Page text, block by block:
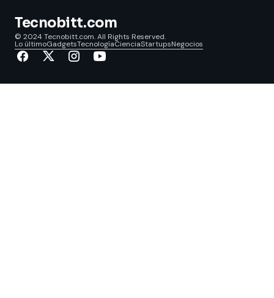
Tecnobitt.com
© 2024 Tecnobitt.com. All Rights Reserved.
Lo últimoGadgetsTecnologíaCienciaStartupsNegocios